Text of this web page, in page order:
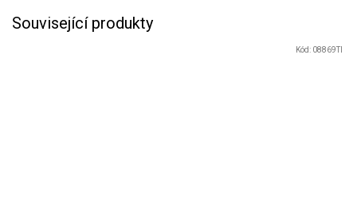
Související produkty
Kód: 08869TI